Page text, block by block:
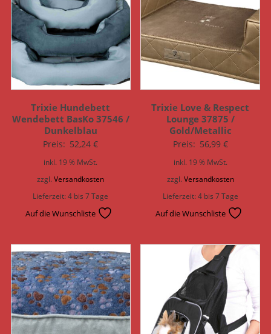
Trixie Hundebett
Wendebett BasKo 37546 /
Dunkelblau
Preis: 52,24€
inkl. 19 % MwSt.
zzgl.Versandkosten
Lieferzeit:4 bis 7 Tage
Auf die Wunschliste
Trixie Love & Respect
Lounge 37875 /
Gold/Metallic
Preis: 56,99 €
inkl. 19 % MwSt.
zzgl. Versandkosten
Lieferzeit:4 bis 7 Tage
Auf die Wunschliste